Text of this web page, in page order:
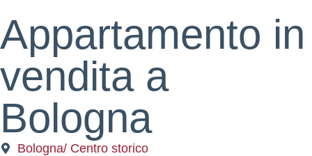
Appartamento in
vendita a
Bologna
Bologna/ Centro storico